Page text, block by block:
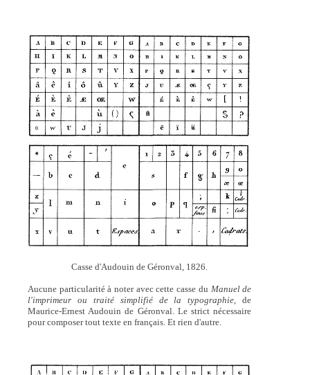
Casse d'Audouin de Géronval, 1826.
Aucune particularité à noter avec cette casse du Manuel de
l'imprimeur ou traité simplifié de la typographie, de
Maurice-Ernest Audouin de Géronval. Le strict nécessaire
pour composer tout texte en français. Et rien d'autre.